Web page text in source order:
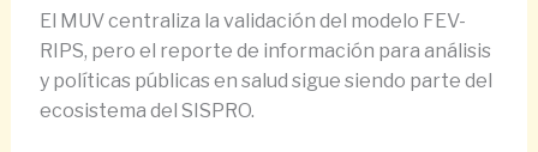
El MUV centraliza la validación del modelo FEV-
RIPS, pero el reporte de información para análisis
y políticas públicas en salud sigue siendo parte del
ecosistema del SISPRO.